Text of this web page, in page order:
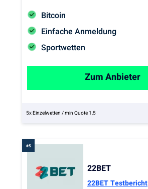
Bitcoin
Einfache Anmeldung
Sportwetten
Zum Anbieter
5x Einzelwetten / min Quote 1,5
22BET
22BET Testbericht